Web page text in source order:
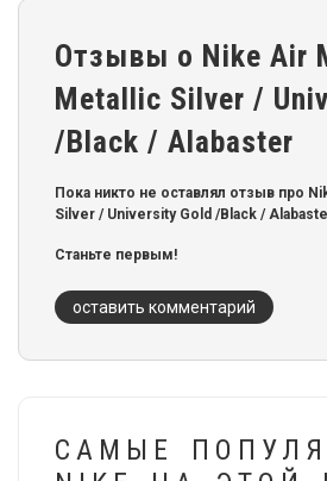
Отзывы о Nike Air
Metallic Silver /
/Black / Alabaster
Пока никто не оставлял отзыв про
Silver / University Gold /Black /
Станьте первым!
оставить комментарий
САМЫЕ